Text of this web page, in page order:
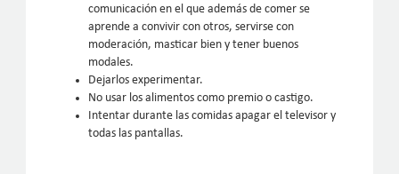
comunicación en el que además de comer se
aprende a convivir con otros, servirse con
moderación, masticar bien y tener buenos
modales.
Dejarlos experimentar.
No usar los alimentos como premio o castigo.
Intentar durante las comidas apagar el televisor y
todas las pantallas.